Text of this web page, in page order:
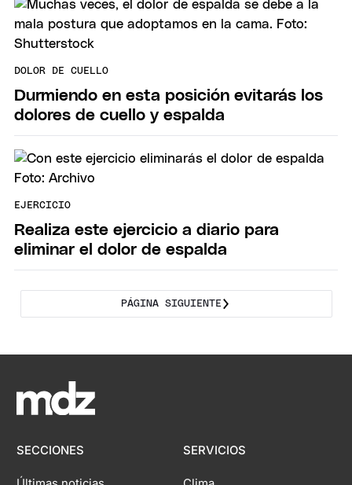
DOLOR DE CUELLO
Durmiendo en esta posición evitarás los
dolores de cuello y espalda
EJERCICIO
Realiza este ejercicio a diario para
eliminar el dolor de espalda
PÁGINA SIGUIENTE
SECCIONES SERVICIOS